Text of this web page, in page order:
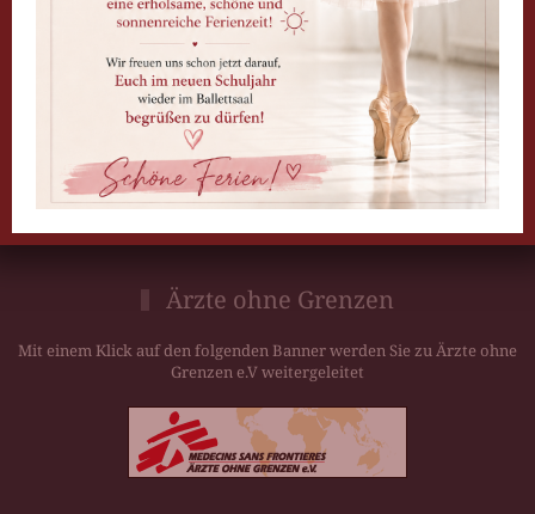
passende Tanzstunde finden.
Gratis Probestunde
Ärzte ohne Grenzen
Mit einem Klick auf den folgenden Banner werden Sie zu Ärzte ohne
Grenzen e.V weitergeleitet